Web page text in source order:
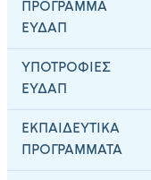
ΠΡΟΓΡΑΜΜΑ
ΕΥΔΑΠ
ΥΠΟΤΡΟΦΙΕΣ
ΕΥΔΑΠ
ΕΚΠΑΙΔΕΥΤΙΚΑ
ΠΡΟΓΡΑΜΜΑΤΑ